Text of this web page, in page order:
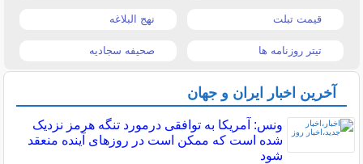
قیمت تبلت نهج البلاغه
تیتر روزنامه ها صحیفه سجادیه
آخرین اخبار ایران و جهان
ونس: آمریکا به توافقی درمورد تنگه هرمز نزدیک
شده است که ممکن است در روزهای آینده منعقد
شود